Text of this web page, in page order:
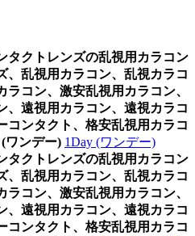
タクトレンズの乱視用カラコン
、乱視用カラコン、乱視カラコ
ラコン、激安乱視用カラコン、
、遠視用カラコン、遠視カラコ
コンタクト、格安乱視用カラコ
ワンデー) 1Day (ワンデー)
タクトレンズの乱視用カラコン
、乱視用カラコン、乱視カラコ
ラコン、激安乱視用カラコン、
、遠視用カラコン、遠視カラコ
コンタクト、格安乱視用カラコ